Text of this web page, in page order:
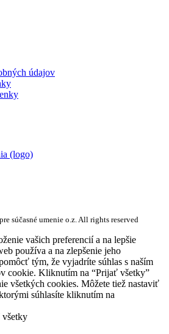
údajov
súčasné umenie o.z. All rights reserved
vašich preferencií a na lepšie
používa a na zlepšenie jeho
tým, že vyjadríte súhlas s naším
cookie. Kliknutím na “Prijať všetky”
všetkých cookies. Môžete tiež nastaviť
súhlasíte kliknutím na